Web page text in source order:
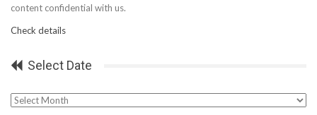
content confidential with us.
Check details
Select Date
Select